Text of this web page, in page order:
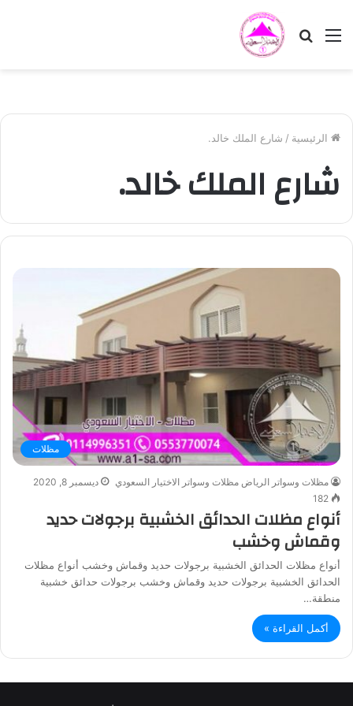
القائمة بحث
الرئيسية / شارع الملك خالد.
شارع الملك خالد.
مظلات
مظلات وسواتر الرياض مظلات وسواتر الاختيار السعودي
ديسمبر 8, 2020
182
أنواع مظلات الحدائق الخشبية برجولات حديد
وقماش وخشب
أنواع مظلات الحدائق الخشبية برجولات حديد وقماش وخشب أنواع مظلات
الحدائق الخشبية برجولات حديد وقماش وخشب برجولات حدائق خشبية
منطقة…
أكمل القراءة »